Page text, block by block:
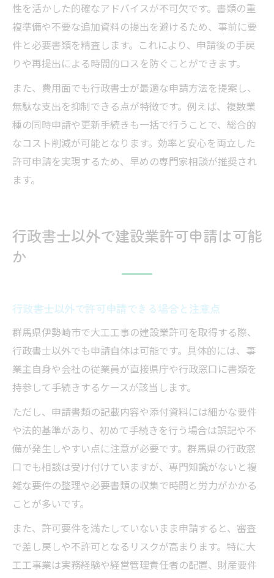
性を活かした的確なアドバイスが不可欠です。書類の重
複準備や不要な追加資料の提出を避けるため、事前に要
件と必要書類を精査します。これにより、申請後の手戻
りや再提出による時間的ロスを防ぐことができます。
また、費用面でも行政書士が最適な申請方法を提案し、
無駄な支出を抑制できる点が特徴です。例えば、複数業
種の同時申請や更新手続きも一括で行うことで、総合的
なコスト削減が可能となります。効率と安心を両立した
許可申請を実現するため、早めの専門家相談が推奨され
ます。
行政書士以外で建設業許可申請は可能
か
行政書士以外で許可申請できる場合と注意点
群馬県伊勢崎市で大工工事の建設業許可を取得する際、
行政書士以外でも申請自体は可能です。具体的には、事
業主自身や会社の従業員が直接県庁や行政窓口に書類を
持参して手続きするケースが該当します。
ただし、申請書類の記載内容や添付資料には細かな要件
や法的基準があり、初めて手続きを行う場合は誤記や不
備が発生しやすい点に注意が必要です。群馬県の行政窓
口でも相談は受け付けていますが、専門知識がないと複
雑な要件の整理や必要書類の収集で時間と労力がかかる
ことが多いです。
また、許可要件を満たしていないまま申請すると、審査
で差し戻しや不許可となるリスクが高まります。特に大
工工事業は実務経験や経営管理責任者の配置、財産要件